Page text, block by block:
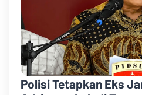
Polisi Tetapkan Eks